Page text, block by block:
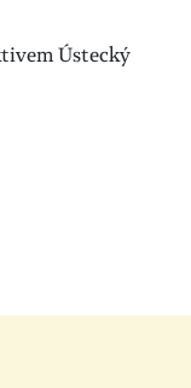
Ústecký